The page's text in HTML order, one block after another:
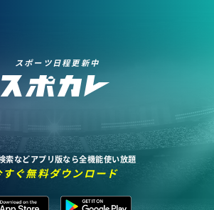
スポーツ日程更新中
索などアプリ版なら全機能使い放題
すぐ無料ダウンロード